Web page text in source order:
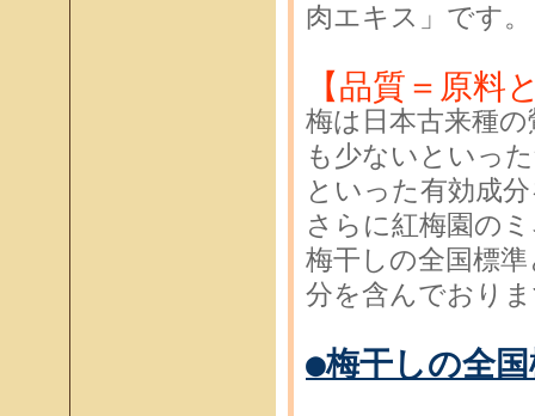
肉エキス」です。
【品質＝原料
梅は日本古来種
も少ないといっ
といった有効成
さらに紅梅園の
梅干しの全国標
分を含んでおり
●梅干しの全